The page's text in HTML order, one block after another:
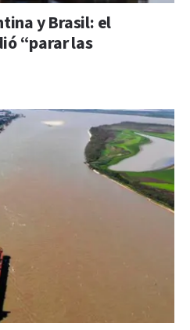
y Brasil: el
“parar las